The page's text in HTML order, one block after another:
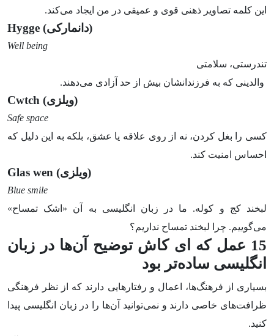
این کلمه تصاویر ذهنی قوی و عمیقی در من ایجاد می‌کند.
Hygge (دانمارکی)
Well being
تندرستی، سلامتی
والدینی که به فرزندانشان بیش از حد آزادی می‌دهند.
Cwtch (ویلزی)
Safe space
کسی را بغل کردن، نه از روی علاقه یا عشق، بلکه به این دلیل که
احساس امنیت کند.
Glas wen (ویلزی)
Blue smile
لبخند کج و کوله. ما در زبان انگلیسی به آن «اشک تمساح»
می‌گوییم. چرا لبخند تمساح نداریم؟
15 عمل که ای کاش توضیح آن‌ها در زبان
انگلیسی ساده‌تر بود
بسیاری از فرهنگ‌ها، اعمال و رفتارهایی دارند که از نظر فرهنگی
ظرافت‌های خاصی دارند و نمی‌توانید آن‌ها را در زبان انگلیسی پیدا
کنید.